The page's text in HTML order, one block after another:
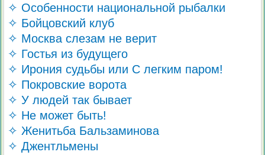
✧ Особенности национальной рыбалки
✧ Бойцовский клуб
✧ Москва слезам не верит
✧ Гостья из будущего
✧ Ирония судьбы или С легким паром!
✧ Покровские ворота
✧ У людей так бывает
✧ Не может быть!
✧ Женитьба Бальзаминова
✧ Джентльмены